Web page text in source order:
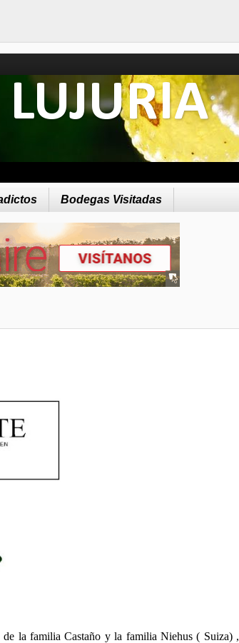
Bodegas Visitadas
de la familia Castaño y la familia Niehus ( Suiza) ,